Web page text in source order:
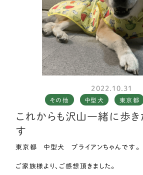
2022.10.31
その他 中型犬 東京都
これからも沢山一緒に歩き
す
東京都 中型犬 ブライアンちゃんです。
ご家族様より、ご感想頂きました。